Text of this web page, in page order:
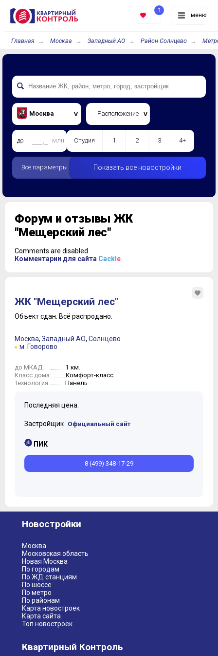
меню
1
Главная Москва Западный АО Район Солнцево
Москва Расположение
до млн. Студия 1 2 3 4+
Все параметры Показать все новостройки
Форум и отзывы ЖК
"Мещерский лес"
Comments are disabled
Комментарии для сайта Cackl e
ЖК "Мещерский лес"
Объект сдан. Всё распродано.
Москва, Западный АО, Солнцево
м. Говорово
до МКАД: 1 км.
Класс дома: Комфорт-класс
Технология: Панель
Последняя цена:
Застройщик Официальный сайт
ПИК
8 (499) 348-17-29
Новостройки
Москва
Московская область
Новая Москва
По городам
По ЖД станциям
По шоссе
По метро
По районам
Карта новостроек
Карта сайта
Топ новостроек
Квартирный Контроль